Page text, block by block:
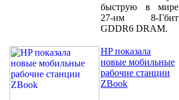
быструю в мире
27-нм 8-Гбит
GDDR6 DRAM.
HP показала
новые мобильные
рабочие станции
ZBook